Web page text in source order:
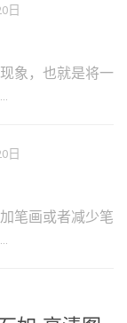
日
象，也就是将一
日
笔画或者减少笔